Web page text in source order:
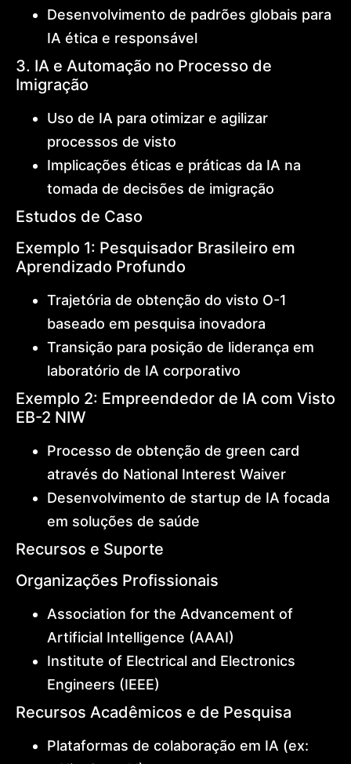
Desenvolvimento de padrões globais para
IA ética e responsável
3. IA e Automação no Processo de
Imigração
Uso de IA para otimizar e agilizar
processos de visto
Implicações éticas e práticas da IA na
tomada de decisões de imigração
Estudos de Caso
Exemplo 1: Pesquisador Brasileiro em
Aprendizado Profundo
Trajetória de obtenção do visto O-1
baseado em pesquisa inovadora
Transição para posição de liderança em
laboratório de IA corporativo
Exemplo 2: Empreendedor de IA com Visto
EB-2 NIW
Processo de obtenção de green card
através do National Interest Waiver
Desenvolvimento de startup de IA focada
em soluções de saúde
Recursos e Suporte
Organizações Profissionais
Association for the Advancement of
Artificial Intelligence (AAAI)
Institute of Electrical and Electronics
Engineers (IEEE)
Recursos Acadêmicos e de Pesquisa
Plataformas de colaboração em IA (ex: